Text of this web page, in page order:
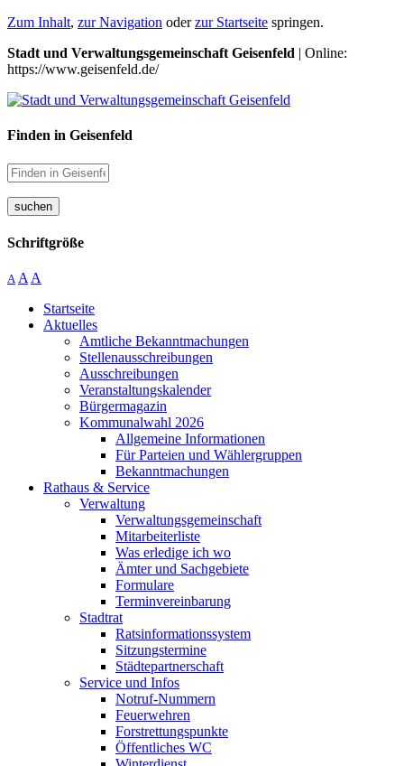
Zum Inhalt, zur Navigation oderzur Startseite springen.
Stadt und Verwaltungsgemeinschaft Geisenfeld | Online:
https://www.geisenfeld.de/
Finden in Geisenfeld
suchen
Schriftgröße
A A A
Startseite
Aktuelles
Amtliche Bekanntmachungen
Stellenausschreibungen
Ausschreibungen
Veranstaltungskalender
Bürgermagazin
Kommunalwahl 2026
Allgemeine Informationen
Für Parteien und Wählergruppen
Bekanntmachungen
Rathaus & Service
Verwaltung
Verwaltungsgemeinschaft
Mitarbeiterliste
Was erledige ich wo
Ämter und Sachgebiete
Formulare
Terminvereinbarung
Stadtrat
Ratsinformationssystem
Sitzungstermine
Städtepartnerschaft
Service und Infos
Notruf-Nummern
Feuerwehren
Forstrettungspunkte
Öffentliches WC